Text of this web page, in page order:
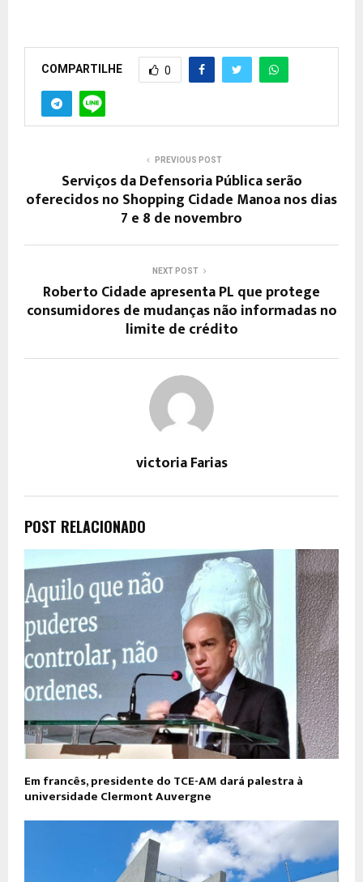
COMPARTILHE 0
PREVIOUS POST
Serviços da Defensoria Pública serão
oferecidos no Shopping Cidade Manoa nos dias
7 e 8 de novembro
NEXT POST
Roberto Cidade apresenta PL que protege
consumidores de mudanças não informadas no
limite de crédito
victoria Farias
POST RELACIONADO
Em francês, presidente do TCE-AM dará palestra à
universidade Clermont Auvergne